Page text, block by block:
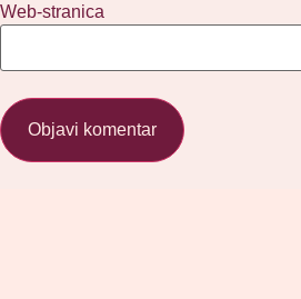
Web-stranica